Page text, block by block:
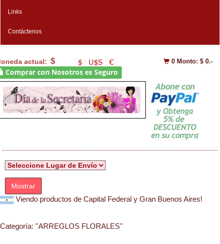
Links
Contáctenos
actual: 0 Monto: $ 0.-
Comprar con Nosotros es Seguro
Mostrar
Viendo productos de Capital Federal y Gran Buenos Aires!
Categoría: ''ARREGLOS FLORALES''